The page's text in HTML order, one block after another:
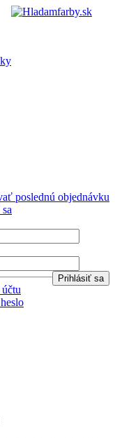
poslednú objednávku